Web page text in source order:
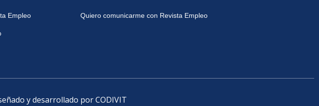
Empleo Quiero comunicarme con Revista Empleo
y desarrollado por CODIVIT